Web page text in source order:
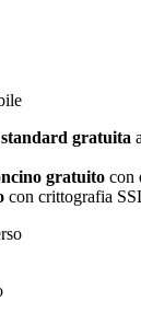
gratuita
gratuito con
con crittografia